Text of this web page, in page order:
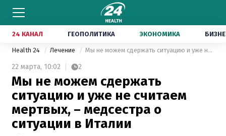
24 КАНАЛ ГЕОПОЛИТИКА ЭКОНОМИКА
Health 24 Лечение Мы не можем сдержать ситуацию и уже не считаем мертвых, – медсестра о ситуации в Италии
22 марта, 10:02 2
Мы не можем сдержать
ситуацию и уже не считаем
мертвых, – медсестра о
ситуации в Италии